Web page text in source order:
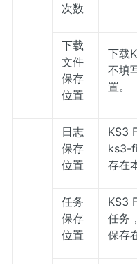
次数
下载
文件
保存
位置
下载
不填
置。
日志
保存
位置
KS3
ks3-
存在
任务
保存
位置
KS3
任务
保存